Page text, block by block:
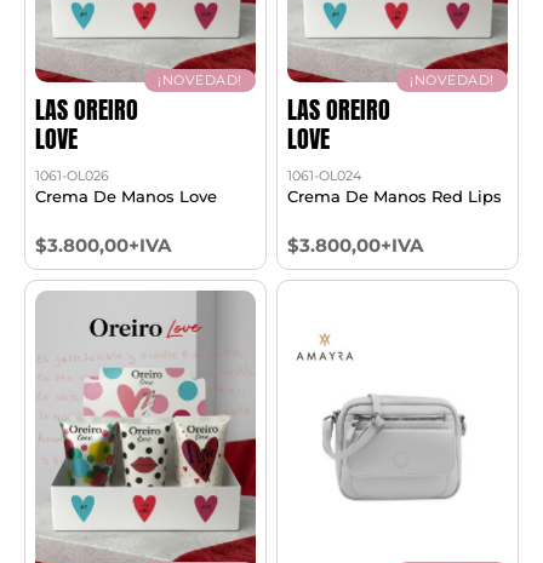
¡NOVEDAD!
LAS OREIRO
LOVE
1061-OL026
Crema De Manos Love
$3.800,00+IVA
¡NOVEDAD!
LAS OREIRO
LOVE
1061-OL024
Crema De Manos Red Lips
$3.800,00+IVA